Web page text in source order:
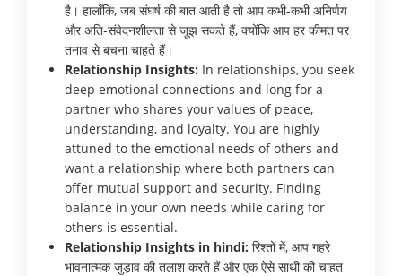
है। हालाँकि, जब संघर्ष की बात आती है तो आप कभी-कभी अनिर्णय
और अति-संवेदनशीलता से जूझ सकते हैं, क्योंकि आप हर कीमत पर
तनाव से बचना चाहते हैं।
Relationship Insights: In relationships, you seek
deep emotional connections and long for a
partner who shares your values of peace,
understanding, and loyalty. You are highly
attuned to the emotional needs of others and
want a relationship where both partners can
offer mutual support and security. Finding
balance in your own needs while caring for
others is essential.
Relationship Insights in hindi: रिश्तों में, आप गहरे
भावनात्मक जुड़ाव की तलाश करते हैं और एक ऐसे साथी की चाहत